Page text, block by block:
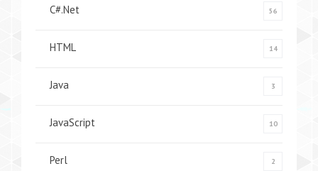
C#.Net 56
HTML 14
Java 3
JavaScript 10
Perl 2